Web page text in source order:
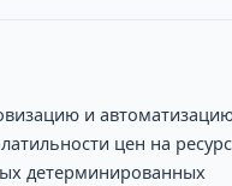
и
цен на
детерминированных